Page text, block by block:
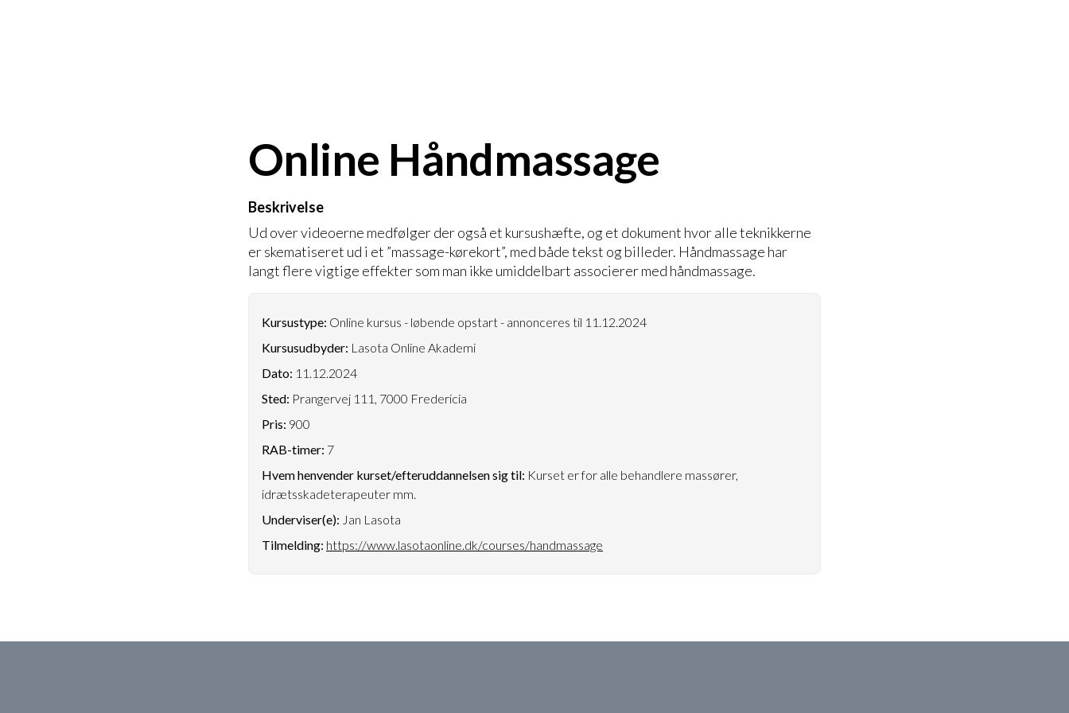
Online Håndmassage
Beskrivelse
Ud over videoerne medfølger der også et kursushæfte, og et dokument hvor alle teknikkerne
er skematiseret ud i et ”massage-kørekort”, med både tekst og billeder. Håndmassage har
langt flere vigtige effekter som man ikke umiddelbart associerer med håndmassage.
Kursustype: Online kursus - løbende opstart - annonceres til 11.12.2024
Kursusudbyder: Lasota Online Akademi
Dato: 11.12.2024
Sted: Prangervej 111, 7000 Fredericia
Pris: 900
RAB-timer: 7
Hvem henvender kurset/efteruddannelsen sig til: Kurset er for alle behandlere massører,
idrætsskadeterapeuter mm.
Underviser(e): Jan Lasota
Tilmelding: https://www.lasotaonline.dk/courses/handmassage